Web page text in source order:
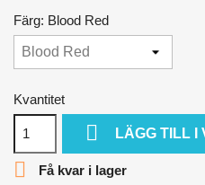
Färg: Blood Red
Kvantitet
 LÄGG TILL I
 Få kvar i lager